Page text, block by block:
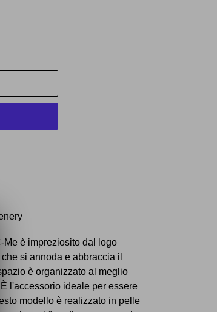
Me è impreziosito dal logo
si annoda e abbraccia il
è organizzato al meglio
l'accessorio ideale per essere
modello è realizzato in pelle